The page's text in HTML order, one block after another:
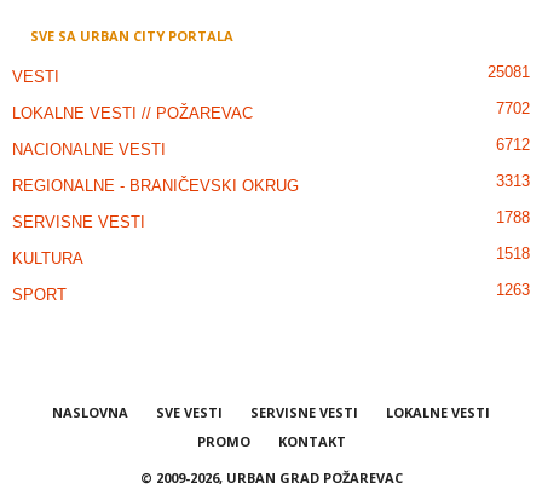
SVE SA URBAN CITY PORTALA
VESTI 25081
LOKALNE VESTI // POŽAREVAC 7702
NACIONALNE VESTI 6712
REGIONALNE - BRANIČEVSKI OKRUG 3313
SERVISNE VESTI 1788
KULTURA 1518
SPORT 1263
NASLOVNA SVE VESTI SERVISNE VESTI
LOKALNE VESTI
PROMO
KONTAKT
© 2009-2026, URBAN GRAD POŽAREVAC